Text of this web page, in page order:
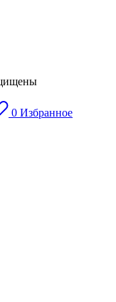
0 Избранное